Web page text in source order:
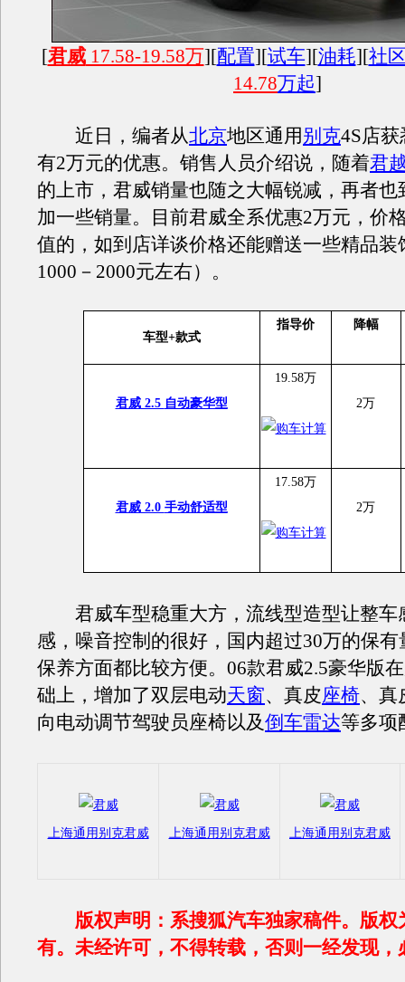
[君威17.58-19.58万][配置][试车][油耗][社
14.78万起]
近日，编者从北京地区通用别克4S店获
有2万元的优惠。销售人员介绍说，随着君
的上市，君威销量也随之大幅锐减，再者也
加一些销量。目前君威全系优惠2万元，价
值的，如到店详谈价格还能赠送一些精品装
1000－2000元左右）。
车型+款式
指导价 降幅
君威2.5 自动豪华型
19.58万
2万
君威2.0 手动舒适型
17.58万
2万
君威车型稳重大方，流线型造型让整车
感，噪音控制的很好，国内超过30万的保
保养方面都比较方便。06款君威2.5豪华版
础上，增加了双层电动天窗、真皮座椅、真
向电动调节驾驶员座椅以及倒车雷达等多项
上海通用别克君威 上海通用别克君威 上海通用别克君威
版权声明：系搜狐汽车独家稿件。版权
有。未经许可，不得转载，否则一经发现，